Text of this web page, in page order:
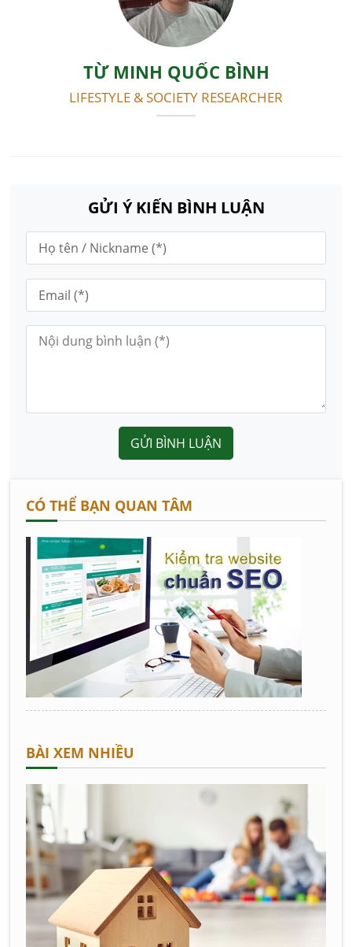
TỪ MINH QUỐC BÌNH
LIFESTYLE & SOCIETY RESEARCHER
GỬI Ý KIẾN BÌNH LUẬN
GỬI BÌNH LUẬN
CÓ THỂ BẠN QUAN TÂM
BÀI XEM NHIỀU